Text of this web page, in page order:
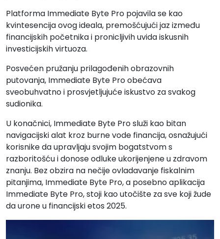
Platforma Immediate Byte Pro pojavila se kao
kvintesencija ovog ideala, premošćujući jaz između
financijskih početnika i pronicljivih uvida iskusnih
investicijskih virtuoza.
Posvećen pružanju prilagođenih obrazovnih
putovanja, Immediate Byte Pro obećava
sveobuhvatno i prosvjetljujuće iskustvo za svakog
sudionika.
U konačnici, Immediate Byte Pro služi kao bitan
navigacijski alat kroz burne vode financija, osnažujući
korisnike da upravljaju svojim bogatstvom s
razboritošću i donose odluke ukorijenjene u zdravom
znanju. Bez obzira na nečije ovladavanje fiskalnim
pitanjima, Immediate Byte Pro, a posebno aplikacija
Immediate Byte Pro, stoji kao utočište za sve koji žude
da urone u financijski etos 2025.